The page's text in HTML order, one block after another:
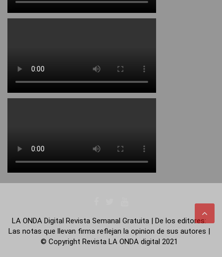
LA ONDA Digital Revista Semanal Gratuita | De los editores:
Las notas que llevan firma reflejan la opinion de sus autores |
© Copyright Revista LA ONDA digital 2021